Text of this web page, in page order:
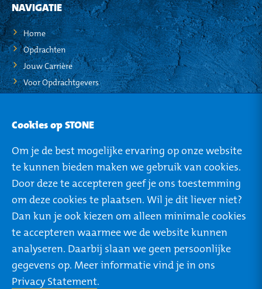
Cookies op STONE
Om je de best mogelijke ervaring op onze website
te kunnen bieden maken we gebruik van cookies.
Door deze te accepteren geef je ons toestemming
om deze cookies te plaatsen. Wil je dit liever niet?
Dan kun je ook kiezen om alleen minimale cookies
te accepteren waarmee we de website kunnen
analyseren. Daarbij slaan we geen persoonlijke
gegevens op. Meer informatie vind je in ons
Privacy Statement.
ROTTERDAM
Rivium Boulevard 46
2909 LK Capelle a/d
TILBURG
Ringbaan West 304
NAVIGATIE
Home
Opdrachten
Jouw Carrière
Voor Opdrachtgevers
STO-NEWS
Mijn STONE
Privacy